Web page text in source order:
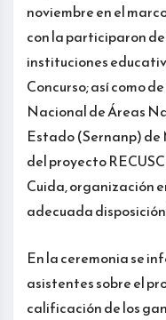
noviembre en el
con la participaron
instituciones
Concurso; así como
Nacional de Áreas
Estado (Sernanp) de
del proyecto
Cuida, organización
adecuada
En la ceremonia se
asistentes sobre el
calificación de los